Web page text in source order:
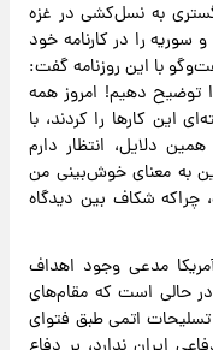
به نسل‌کشی در غزه
سوریه را در کارنامه خود
با این روزنامه گفت:
توضیح دهیم! امروز همه
این کارها را کردند، با
دلایل، انتظار دارم
به معنای خوش‌بینی من
چراکه شکاف بین دیدگاه
مدعی وجود اهداف
حالی است که مقام‌های
تسلیحات اتمی طبق فتوای